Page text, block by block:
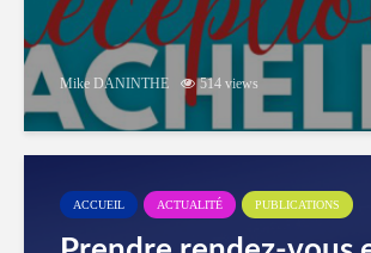
Mike DANINTHE 514 views
ACCUEIL ACTUALITÉ PUBLICATIONS